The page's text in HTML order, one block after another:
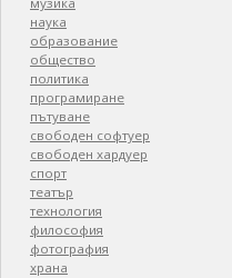
наука
образование
общество
политика
програмиране
пътуване
свободен софтуер
свободен хардуер
спорт
театър
технология
философия
фотография
храна